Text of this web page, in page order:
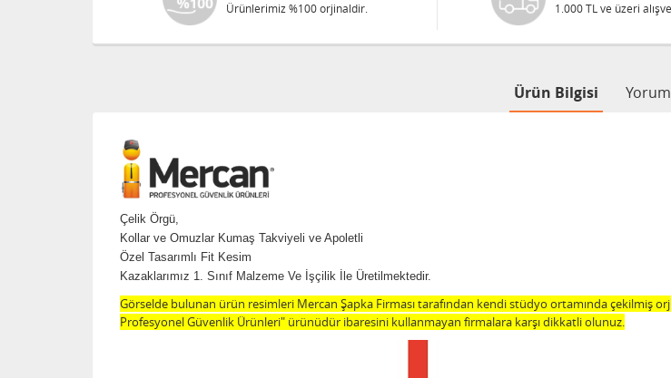
Ürünlerimiz %100 orjinaldir. 1.000 TL ve üzeri
Ürün Bilgisi
Çelik Örgü,
Kollar ve Omuzlar Kumaş Takviyeli ve Apoletli
Özel Tasarımlı Fit Kesim
Kazaklarımız 1. Sınıf Malzeme Ve İşçilik İle Üretilmektedir.
Görselde bulunan ürün resimleri Mercan Şapka Firması tarafından kendi stüdyo ortamında çekilmiş
Profesyonel Güvenlik Ürünleri" ürünüdür ibaresini kullanmayan firmalara karşı dikkatli olunuz.